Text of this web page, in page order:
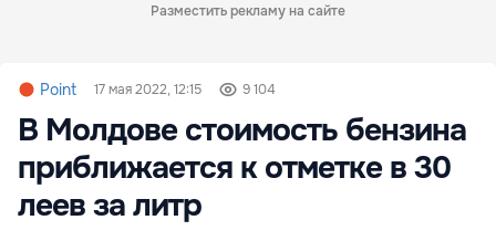
Разместить рекламу на сайте
Point 17 мая 2022, 12:15 9 104
В Молдове стоимость бензина
приближается к отметке в 30
леев за литр